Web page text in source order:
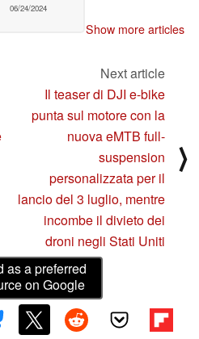
06/24/2024
Show more articles
Next article
Il teaser di DJI e-bike
punta sul motore con la
nuova eMTB full-
suspension
personalizzata per il
lancio del 3 luglio, mentre
incombe il divieto dei
droni negli Stati Uniti
⟩
as a preferred
on Google